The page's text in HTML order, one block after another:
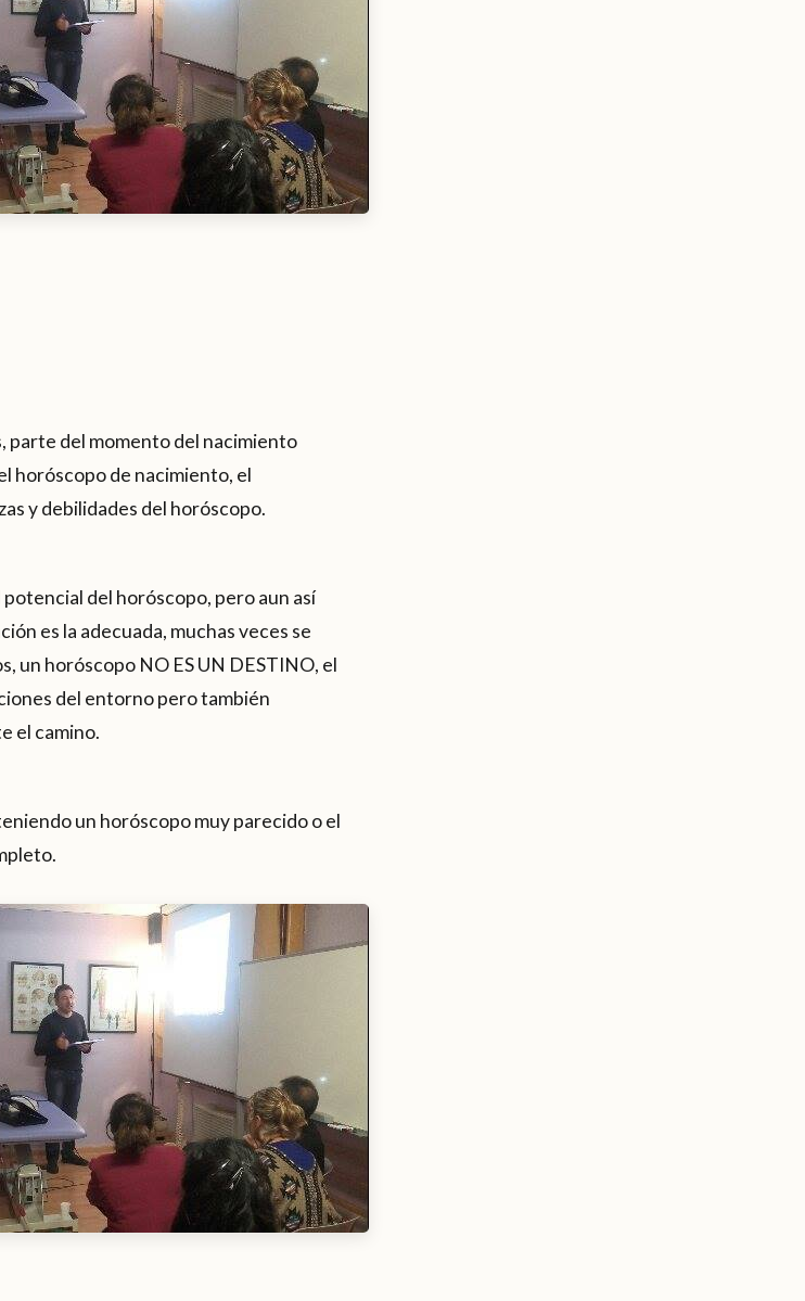
parte del momento del nacimiento
horóscopo de nacimiento, el
y debilidades del horóscopo.
del horóscopo, pero aun así
es la adecuada, muchas veces se
un horóscopo NO ES UN DESTINO, el
del entorno pero también
el camino.
un horóscopo muy parecido o el